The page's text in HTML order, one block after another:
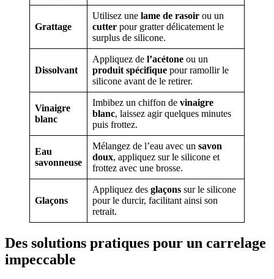
Grattage
Utilisez une lame de rasoir ou un
cutter pour gratter délicatement le
surplus de silicone.
Dissolvant
Appliquez de l’acétone ou un
produit spécifique pour ramollir le
silicone avant de le retirer.
Vinaigre
blanc
Imbibez un chiffon de vinaigre
blanc, laissez agir quelques minutes
puis frottez.
Eau
savonneuse
Mélangez de l’eau avec un savon
doux, appliquez sur le silicone et
frottez avec une brosse.
Glaçons
Appliquez des glaçons sur le silicone
pour le durcir, facilitant ainsi son
retrait.
Des solutions pratiques pour un carrelage
impeccable